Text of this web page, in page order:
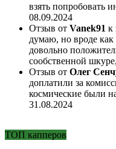
ТОП капперов
взять попробовать
08.09.2024
Отзыв от Vanek91 к
думаю, но вроде
довольно
сообственной
Отзыв от Олег
доплатили за
космические были
31.08.2024